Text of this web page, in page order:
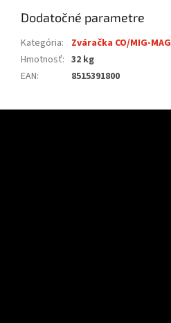
Dodatočné parametre
Kategória:
Zváračka CO/MIG-MAG
Hmotnosť: 32 kg
EAN: 8515391800